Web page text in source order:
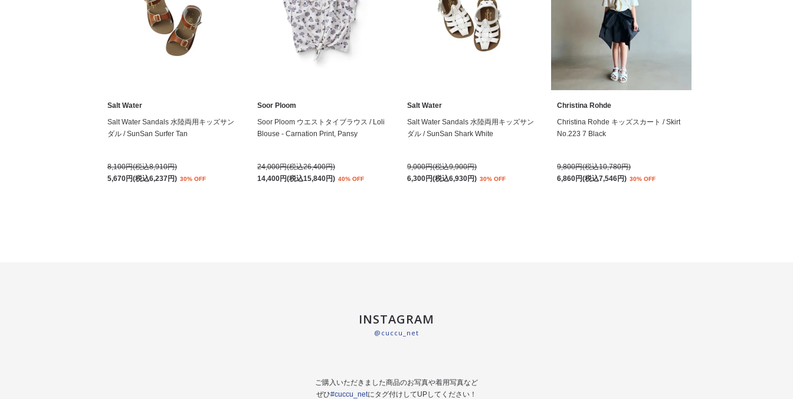
Salt Water
Salt Water Sandals 水陸両用キッズサン
ダル / SunSan Surfer Tan
8,100円(税込8,910円)
5,670円(税込6,237円) 30% OFF
Soor Ploom
Soor Ploom ウエストタイブラウス / Loli
Blouse - Carnation Print, Pansy
24,000円(税込26,400円)
14,400円(税込15,840円) 40% OFF
Salt Water
Salt Water Sandals 水陸両用キッズサン
ダル / SunSan Shark White
9,000円(税込9,900円)
6,300円(税込6,930円) 30% OFF
Christina Rohde
Christina Rohde キッズスカート / Skirt
No.223 7 Black
9,800円(税込10,780円)
6,860円(税込7,546円) 30% OFF
INSTAGRAM
@cuccu_net
ご購入いただきました商品のお写真や着用写真など
ぜひ#cuccu_netにタグ付けしてUPしてください！